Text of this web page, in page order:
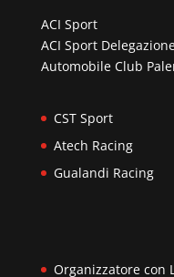
ACI Sport
ACI Sport
Automobile Club
CST Sport
Atech Racing
Gualandi Racing
Organizzatore con